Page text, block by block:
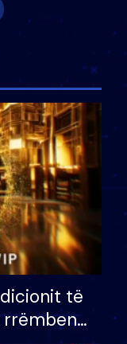
të
rrëmben